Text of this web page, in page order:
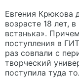
Евгения Крюкова
возрасте 18 лет,
встанька».
поступления в
раз совпали с
творческий
поступила туда